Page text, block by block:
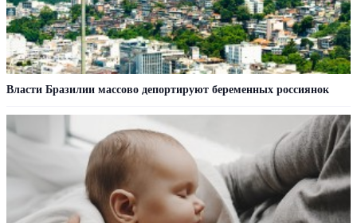
Власти Бразилии массово депортируют беременных россиянок